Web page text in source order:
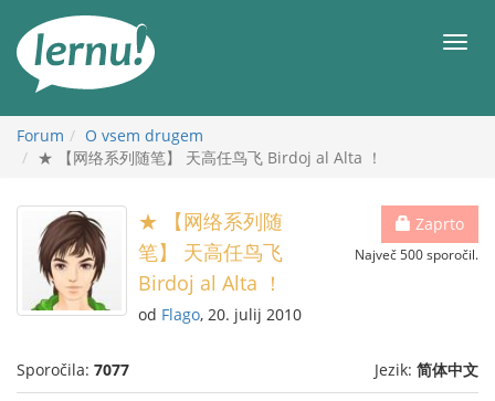
vsebini
Meni
Forum
O vsem drugem
★ 【网络系列随笔】 天高任鸟飞 Birdoj al Alta ！
Zaprto
Največ 500 sporočil.
★ 【网络系列随
笔】 天高任鸟飞
Birdoj al Alta ！
od Flago, 20. julij 2010
Sporočila: 7077 Jezik: 简体中文